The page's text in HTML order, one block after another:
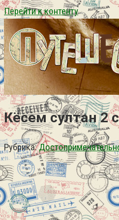
Перейти к контенту
Кёсем султан 2
Рубрика: